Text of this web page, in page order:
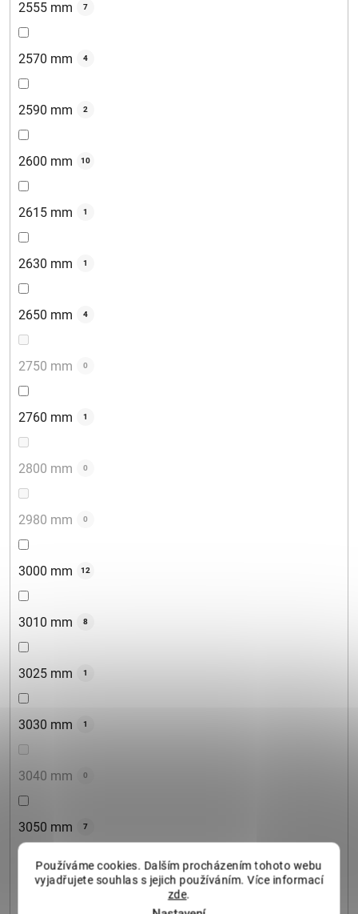
Používáme cookies. Dalším procházením tohoto webu
vyjadřujete souhlas s jejich používáním. Více informací
zde.
2555 mm 7
2570 mm 4
2590 mm 2
2600 mm 10
2615 mm 1
2630 mm 1
2650 mm 4
2750 mm 0
2760 mm 1
2800 mm 0
2980 mm 0
3000 mm 12
3010 mm 8
3025 mm 1
3030 mm 1
3040 mm 0
3050 mm 7
3060 mm 7